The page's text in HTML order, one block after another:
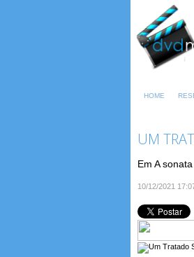
HOME
UM
Em A
10/12/2021